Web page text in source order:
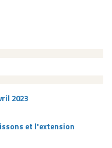
2023
et l'extension